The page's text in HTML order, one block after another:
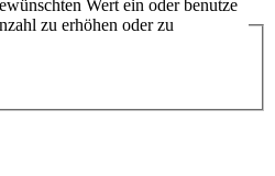
Wert ein oder benutze
zu erhöhen oder zu